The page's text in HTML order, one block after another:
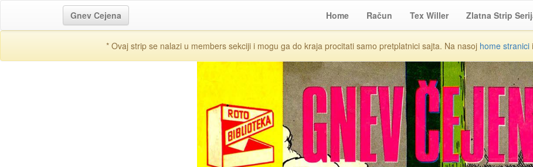
Gnev Cejena Home Račun Tex Willer Zlatna Strip
* Ovaj strip se nalazi u members sekciji i mogu ga do kraja procitati samo pretplatnici sajta. Na nasoj home stranici